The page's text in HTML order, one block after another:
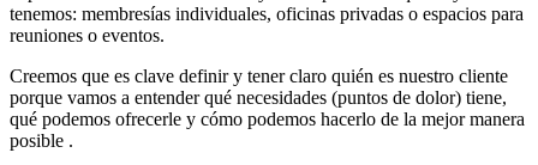
tenemos: membresías individuales, oficinas privadas o espacios para
reuniones o eventos.
Creemos que es clave definir y tener claro quién es nuestro cliente
porque vamos a entender qué necesidades (puntos de dolor) tiene,
qué podemos ofrecerle y cómo podemos hacerlo de la mejor manera
posible .